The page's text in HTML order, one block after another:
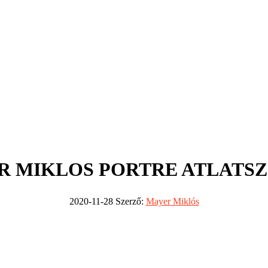
MIKLOS PORTRE
2020-11-28Szerző: Mayer Miklós